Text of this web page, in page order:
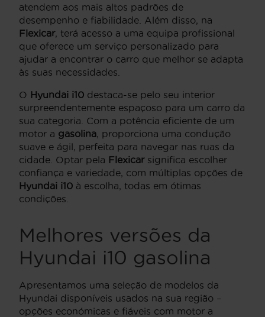
atendem aos mais altos padrões de
desempenho e fiabilidade. Além disso, na
Flexicar, terá acesso a uma equipa profissional
que oferece um serviço personalizado para
ajudar a encontrar o carro que melhor se adapta
às suas necessidades.
O Hyundai i10 destaca-se pelo seu interior
surpreendentemente espaçoso para um carro da
sua categoria. Com a potência eficiente de um
motor a gasolina, proporciona uma condução
suave e ágil, perfeita para navegar nas ruas da
cidade. Optar pela Flexicarsignifica escolher
confiança e variedade, com múltiplas opções de
Hyundai i10 à escolha, todas em ótimas
condições.
Melhores versões da
Hyundai i10 gasolina
Apresentamos uma seleção de modelos da
Hyundai disponíveis usados na sua região –
opções económicas e fiáveis com motor a